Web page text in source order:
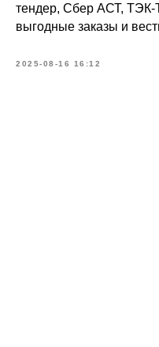
тендер, Сбер АСТ, ТЭК-
выгодные заказы и
2025-08-16 16:12